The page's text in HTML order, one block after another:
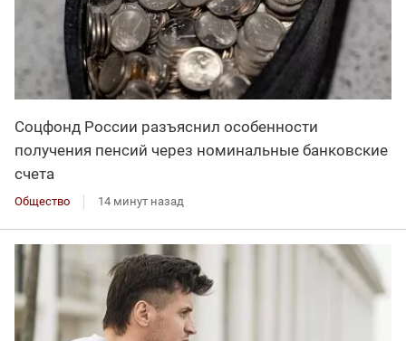
Соцфонд России разъяснил особенности
получения пенсий через номинальные банковские
счета
Общество 14 минут назад